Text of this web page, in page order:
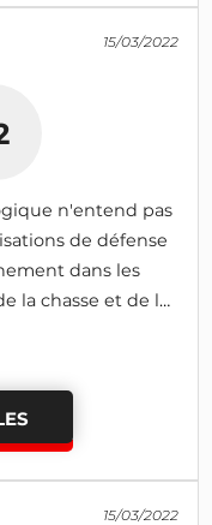
15/03/2022
n'entend pas
de défense
dans les
la chasse et de la
15/03/2022